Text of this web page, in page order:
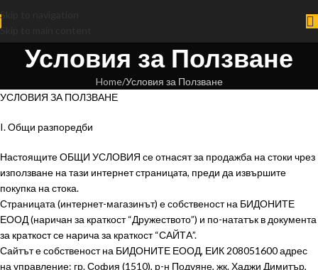
Skip to navigation
Skip to main content
Условия за Ползване
Home Условия за Ползване
УСЛОВИЯ ЗА ПОЛЗВАНЕ
I. Общи разпоредби
Настоящите ОБЩИ УСЛОВИЯ се отнасят за продажба на стоки чрез
използване на тази интернет страницaтa, преди да извършите
покупка на стока.
Страницата (интернет-магазинът) е собственост на БИДОНИТЕ
ЕООД (наричан за краткост “Дружеството”) и по-нататък в документа
за краткост се нарича за краткост “САЙТA”.
Сайтът е собственост на БИДОНИТЕ ЕООД, ЕИК 208051600 адрес
на управление: гр. София (1510), р-н Подуяне, жк. Хаджи Димитър,